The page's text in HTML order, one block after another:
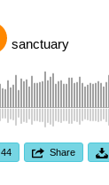
sanctuary
44 Share